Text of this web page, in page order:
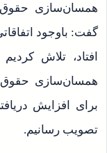
همسان‌سازی حقوق
گفت: باوجود
افتاد، تلاش
همسان‌سازی حقوق
تصویب رسانیم.